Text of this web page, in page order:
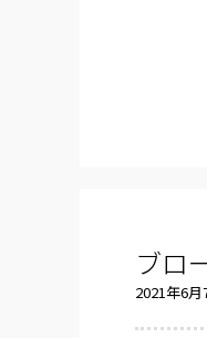
ブロ
2021年6月